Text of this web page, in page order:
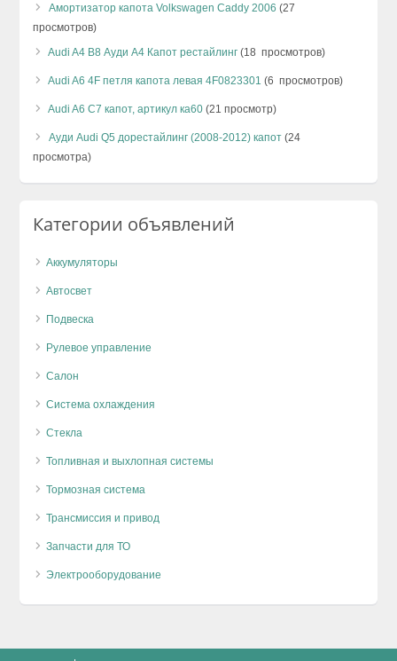
Амортизатор капота Volkswagen Caddy 2006 (27
просмотров)
Audi A4 B8 Ауди А4 Капот рестайлинг (18 просмотров)
Audi A6 4F петля капота левая 4F0823301 (6 просмотров)
Audi A6 C7 капот, артикул ка60 (21 просмотр)
Ауди Audi Q5 дорестайлинг (2008-2012) капот (24
просмотра)
Категории объявлений
Аккумуляторы
Автосвет
Подвеска
Рулевое управление
Салон
Система охлаждения
Стекла
Топливная и выхлопная системы
Тормозная система
Трансмиссия и привод
Запчасти для ТО
Электрооборудование